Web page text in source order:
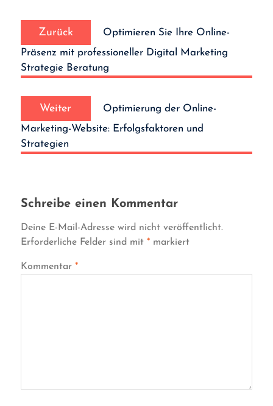
Navigation
Zurück
Vorheriger
Beitrag:
Optimieren Sie Ihre Online-
Präsenz mit professioneller Digital Marketing
Strategie Beratung
Weiter
Nächster
Beitrag:
Optimierung der Online-
Marketing-Website: Erfolgsfaktoren und
Strategien
Schreibe einen Kommentar
Deine E-Mail-Adresse wird nicht veröffentlicht.
Erforderliche Felder sind mit *markiert
Kommentar *